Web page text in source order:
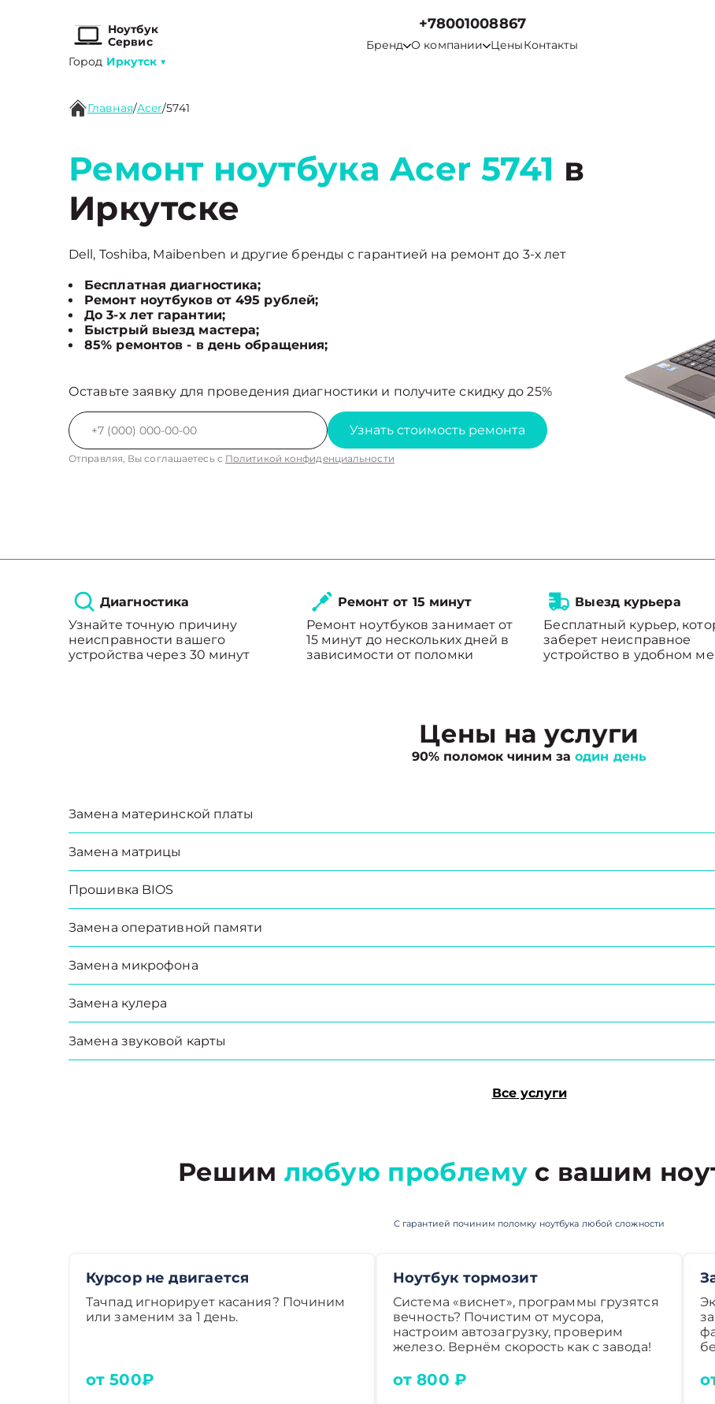
Ноутбук
Сервис
Город Иркутск ▼
+78001008867
Бренд О компании ЦеныКонтакты
Главная/Acer/5741
Ремонт ноутбука Acer 5741 в
Иркутске
Dell, Toshiba, Maibenben и другие бренды с гарантией на ремонт до 3-х лет
Бесплатная диагностика;
Ремонт ноутбуков от 495 рублей;
До 3-х лет гарантии;
Быстрый выезд мастера;
85% ремонтов - в день обращения;
Оставьте заявку для проведения диагностики и получите скидку до 25%
Узнать стоимость ремонта
Отправляя, Вы соглашаетесь с Политикой конфиденциальности
Диагностика
Узнайте точную причину
неисправности вашего
устройства через 30 минут
Ремонт от 15 минут
Ремонт ноутбуков занимает от
15 минут до нескольких дней в
зависимости от поломки
Выезд курьера
Бесплатный курьер,
заберет неисправное
устройство в удобном
Цены на услуги
90% поломок чиним заодин день
Замена материнской платы
Замена матрицы
Прошивка BIOS
Замена оперативной памяти
Замена микрофона
Замена кулера
Замена звуковой карты
Все услуги
Решим любую проблему с вашим
С гарантией починим поломку ноутбука любой сложности
Курсор не двигается
Тачпад игнорирует касания? Починим
или заменим за 1 день.
от 500₽
Ноутбук тормозит
Система «виснет», программы грузятся
вечность? Почистим от мусора,
настроим автозагрузку, проверим
железо. Вернём скорость как с завода!
от 800 ₽